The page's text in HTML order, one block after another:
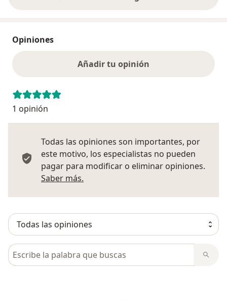
Opiniones
Añadir tu opinión
1 opinión
Todas las opiniones son importantes, por
este motivo, los especialistas no pueden
pagar para modificar o eliminar opiniones.
Saber más.
Busca en opiniones